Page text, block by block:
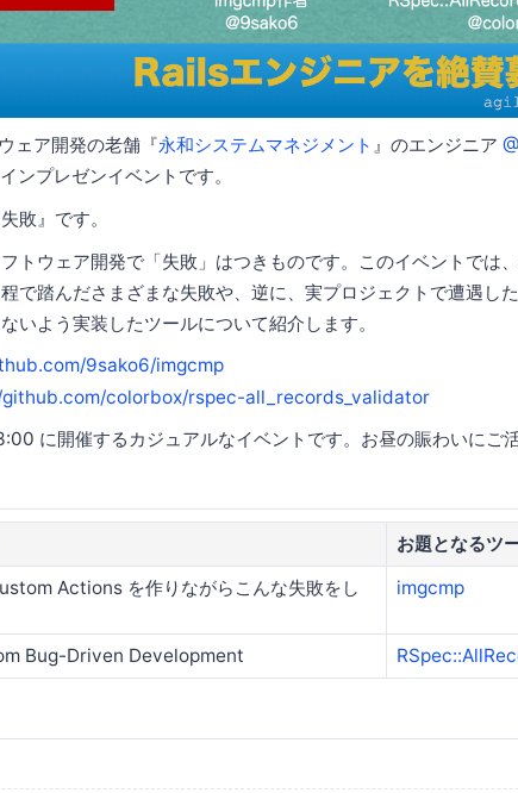
ェア開発の老舗『永和システムマネジメント 』のエンジニア
ンプレゼンイベントです。
敗』です。
トウェア開発で「失敗」はつきものです。このイベントでは
で踏んださまざまな失敗や、逆に、実プロジェクトで遭遇し
いよう実装したツールについて紹介します。
9sako6/imgcmp
colorbox/rspec-all_records_validator
に開催するカジュアルなイベントです。お昼の賑わいにご活
お題となるツ
Actions を作りながらこんな失敗をし
imgcmp
Bug-Driven Development